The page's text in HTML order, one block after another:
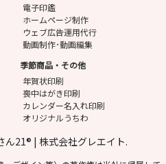
電子印鑑
ホームページ制作
ウェブ広告運用代行
動画制作･動画編集
季節商品・その他
年賀状印刷
喪中はがき印刷
カレンダー名入れ印刷
オリジナルうちわ
21® | 株式会社グレエイト.